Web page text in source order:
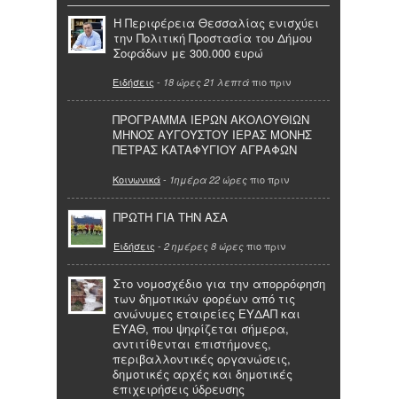
Η Περιφέρεια Θεσσαλίας ενισχύει
την Πολιτική Προστασία του Δήμου
Σοφάδων με 300.000 ευρώ
Ειδήσεις - 18 ώρες 21 λεπτά πιο πριν
ΠΡΟΓΡΑΜΜΑ ΙΕΡΩΝ ΑΚΟΛΟΥΘΙΩΝ
ΜΗΝΟΣ ΑΥΓΟΥΣΤΟΥ ΙΕΡΑΣ ΜΟΝΗΣ
ΠΕΤΡΑΣ ΚΑΤΑΦΥΓΙΟΥ ΑΓΡΑΦΩΝ
Κοινωνικά- 1ημέρα 22 ώρες πιο πριν
ΠΡΩΤΗ ΓΙΑ ΤΗΝ ΑΣΑ
Ειδήσεις - 2 ημέρες 8 ώρες πιο πριν
Στο νομοσχέδιο για την απορρόφηση
των δημοτικών φορέων από τις
ανώνυμες εταιρείες ΕΥΔΑΠ και
ΕΥΑΘ, που ψηφίζεται σήμερα,
αντιτίθενται επιστήμονες,
περιβαλλοντικές οργανώσεις,
δημοτικές αρχές και δημοτικές
επιχειρήσεις ύδρευσης